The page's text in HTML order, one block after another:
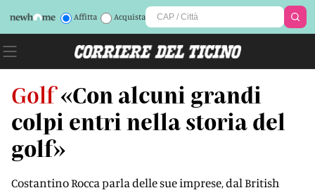
Affitta Acquista
Golf «Con alcuni grandi
colpi entri nella storia del
golf»
Costantino Rocca parla delle sue imprese, dal British